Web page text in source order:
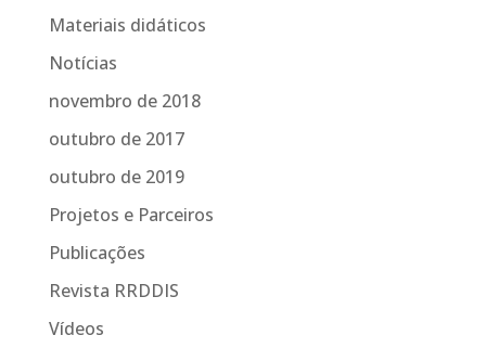
Materiais didáticos
Notícias
novembro de 2018
outubro de 2017
outubro de 2019
Projetos e Parceiros
Publicações
Revista RRDDIS
Vídeos